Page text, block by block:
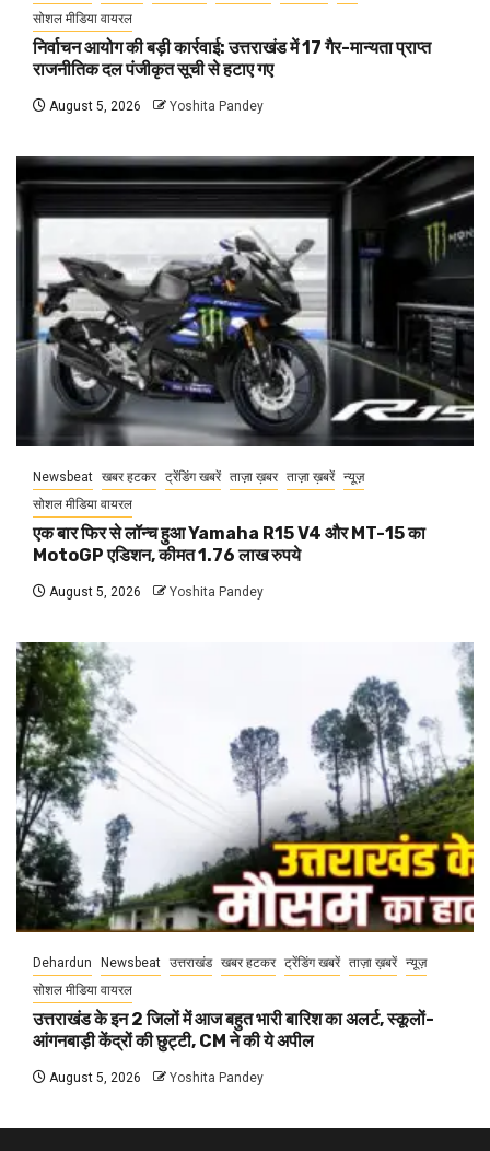
सोशल मीडिया वायरल
निर्वाचन आयोग की बड़ी कार्रवाई: उत्तराखंड में 17 गैर-मान्यता प्राप्त
राजनीतिक दल पंजीकृत सूची से हटाए गए
August 5, 2026 Yoshita Pandey
Newsbeat खबर हटकर ट्रेंडिंग खबरें ताज़ा ख़बर ताज़ा ख़बरें न्यूज़
सोशल मीडिया वायरल
एक बार फिर से लॉन्च हुआ Yamaha R15 V4 और MT-15 का
MotoGP एडिशन, कीमत 1.76 लाख रुपये
August 5, 2026 Yoshita Pandey
Dehardun Newsbeat उत्तराखंड खबर हटकर ट्रेंडिंग खबरें ताज़ा ख़बरें न्यूज़
सोशल मीडिया वायरल
उत्तराखंड के इन 2 जिलों में आज बहुत भारी बारिश का अलर्ट, स्कूलों-
आंगनबाड़ी केंद्रों की छुट्टी, CM ने की ये अपील
August 5, 2026 Yoshita Pandey